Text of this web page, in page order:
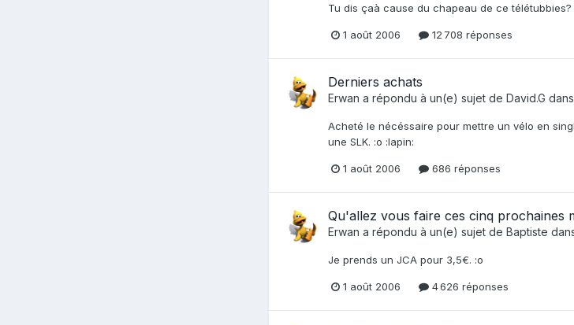
Tu dis çaà cause du chapeau de ce
1 août 2006 12 708 réponses
Derniers achats
Erwan a répondu à un(e) sujet de David.G dans
Acheté le nécéssaire pour mettre un vélo en
une SLK. :o :lapin:
1 août 2006 686 réponses
Qu'allez vous faire ces cinq prochaines
Erwan a répondu à un(e) sujet de Baptiste
Je prends un JCA pour 3,5€. :o
1 août 2006 4 626 réponses